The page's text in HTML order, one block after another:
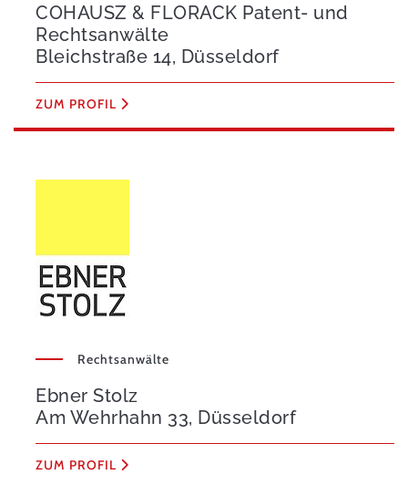
COHAUSZ & FLORACK Patent- und
Rechtsanwälte
Bleichstraße 14, Düsseldorf
ZUM PROFIL
Rechtsanwälte
Ebner Stolz
Am Wehrhahn 33, Düsseldorf
ZUM PROFIL